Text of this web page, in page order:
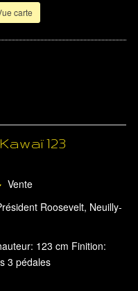
carte
123
Vente
Roosevelt, Neuilly-
123 cm Finition:
3 pédales